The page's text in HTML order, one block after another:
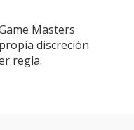
Masters
discreción
regla.